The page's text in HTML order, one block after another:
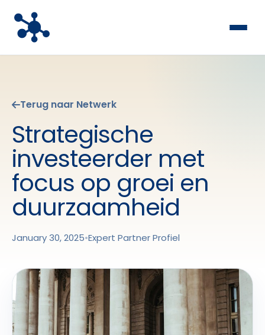
Terug naar Netwerk
Strategische
investeerder met
focus op groei en
duurzaamheid
January 30, 2025•Expert Partner Profiel